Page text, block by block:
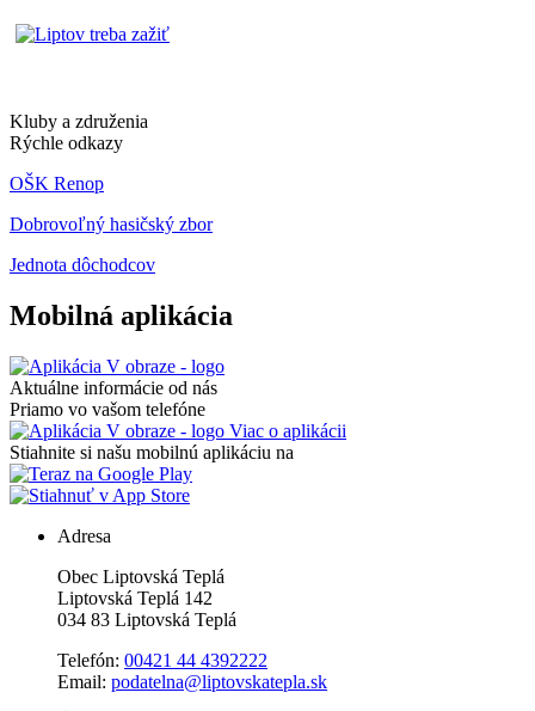
Kluby a združenia
Rýchle odkazy
OŠK Renop
Dobrovoľný hasičský zbor
Jednota dôchodcov
Mobilná aplikácia
Aktuálne informácie od nás
Priamo vo vašom telefóne
Viac o aplikácii
Stiahnite si našu mobilnú aplikáciu na
Adresa
Obec Liptovská Teplá
Liptovská Teplá 142
034 83 Liptovská Teplá
Telefón: 00421 44 4392222
Email: podatelna@liptovskatepla.sk